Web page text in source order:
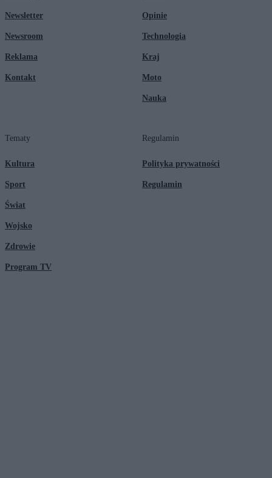
Newsletter
Newsroom
Reklama
Kontakt
Opinie
Technologia
Kraj
Moto
Nauka
Tematy
Kultura
Sport
Świat
Wojsko
Zdrowie
Program TV
Regulamin
Polityka prywatności
Regulamin